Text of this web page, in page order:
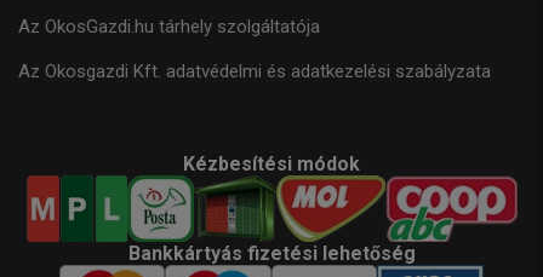
Az OkosGazdi.hu tárhely szolgáltatója
Az Okosgazdi Kft. adatvédelmi és adatkezelési szabályzata
Kézbesítési módok
Bankkártyás fizetési lehetőség